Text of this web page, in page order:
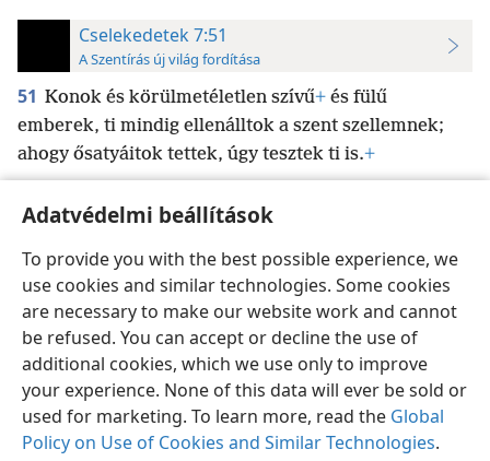
Adatvédelmi beállítások
To provide you with the best possible experience, we
use cookies and similar technologies. Some cookies
are necessary to make our website work and cannot
be refused. You can accept or decline the use of
additional cookies, which we use only to improve
your experience. None of this data will ever be sold or
used for marketing. To learn more, read the Global
Policy on Use of Cookies and Similar Technologies.
Cselekedetek 7:51
A Szentírás új világ fordítása
51 Konok és körülmetéletlen szívű+ és fülű
emberek, ti mindig ellenálltok a szent szellemnek;
ahogy ősatyáitok tettek, úgy tesztek ti is.+
Magyar Beállítások
Copyright© 2026 Watch Tower Bible and Tract Society of Pennsylvania
Felhasználási feltételek
Bizalmas információra vonatkozó szabályok
Adatvédelmi beállítások
JW.ORG Bejelentkezés